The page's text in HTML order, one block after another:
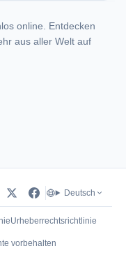
online. Entdecken
aus aller Welt auf
Deutsch
Urheberrechtsrichtlinie
in neuem Tab)
vorbehalten